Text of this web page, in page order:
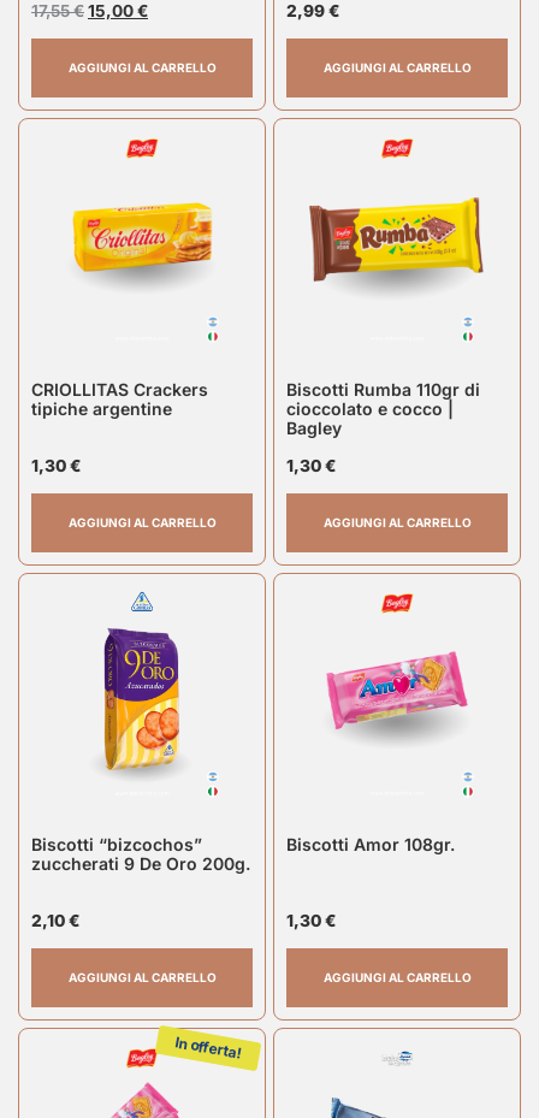
17,55€15,00€
AGGIUNGI AL CARRELLO
2,99€
AGGIUNGI AL CARRELLO
CRIOLLITAS Crackers
tipiche argentine
1,30€
AGGIUNGI AL CARRELLO
Biscotti Rumba 110gr di
cioccolato e cocco |
Bagley
1,30€
AGGIUNGI AL CARRELLO
Biscotti “bizcochos”
zuccherati 9 De Oro 200g.
2,10€
AGGIUNGI AL CARRELLO
Biscotti Amor 108gr.
1,30€
AGGIUNGI AL CARRELLO
In offerta!